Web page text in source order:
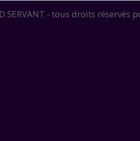
SERVANT - tous droits réservés